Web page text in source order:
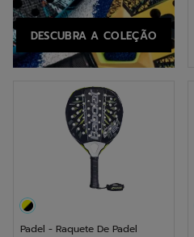
DESCUBRA A COLEÇÃO
Padel - Raquete De Padel